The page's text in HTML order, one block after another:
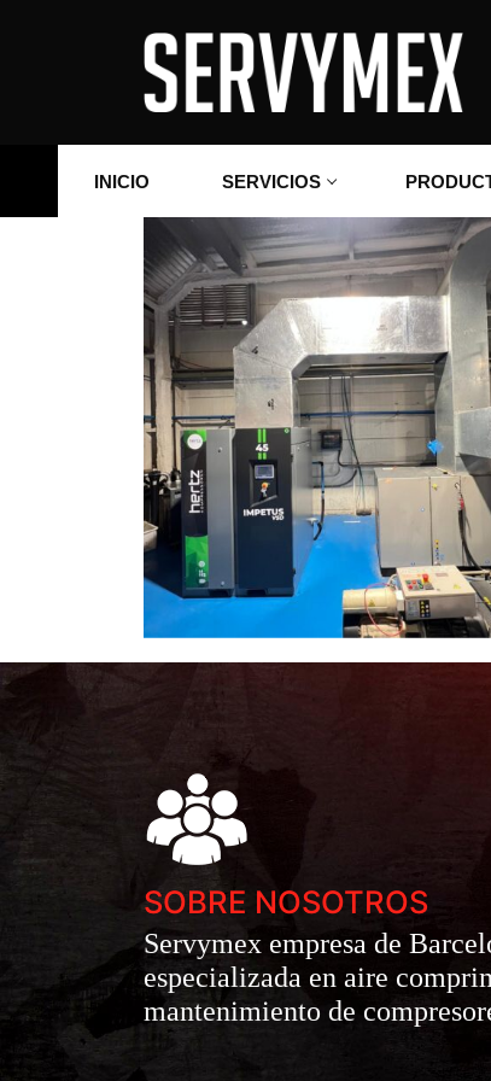
INICIO SERVICIOS
SOBRE NOSOTROS
Servymex empresa de
especializada en aire
mantenimiento de